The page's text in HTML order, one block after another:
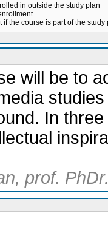
in outside the study plan
if the course is part of the study
will be to
In
prof.